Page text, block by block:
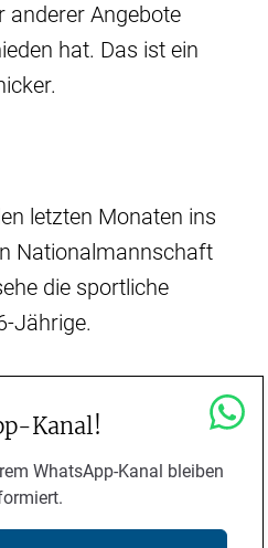
anderer Angebote
hat. Das ist ein
letzten Monaten ins
Nationalmannschaft
die sportliche
Jährige.
Kanal!
WhatsApp-Kanal bleiben